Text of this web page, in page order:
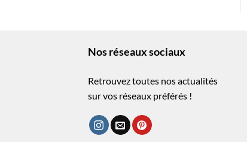
Nos réseaux sociaux
Retrouvez toutes nos actualités
sur vos réseaux préférés !